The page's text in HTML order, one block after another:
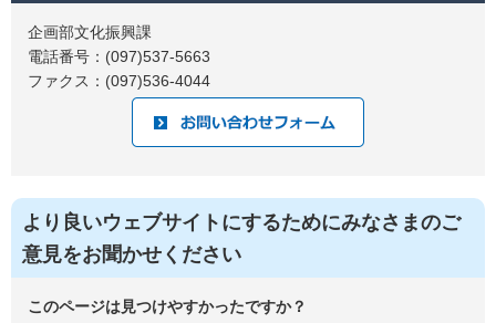
企画部文化振興課
電話番号：(097)537-5663
ファクス：(097)536-4044
より良いウェブサイトにするためにみなさまのご
意見をお聞かせください
このページは見つけやすかったですか？